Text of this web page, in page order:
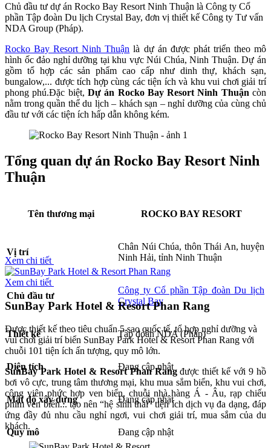
Chủ đầu tư dự án Rocko Bay Resort Ninh Thuận là Công ty Cổ
phần Tập đoàn Du lịch Crystal Bay, đơn vị thiết kế Công ty Tư vấn
NDA Group (Pháp).
Rocko Bay Resort Ninh Thuận là dự án được phát triển theo mô
hình ốc đảo nghỉ dưỡng tại khu vực Núi Chúa, Ninh Thuận. Dự án
gồm tổ hợp các sản phẩm cao cấp như dinh thự, khách sạn,
bungalow,... được tích hợp cùng các tiện ích và khu vui chơi giải trí
phong phú.Đặc biệt, Dự án Rocko Bay Resort Ninh Thuận còn
nằm trong quần thể du lịch – khách sạn – nghỉ dưỡng của cùng chủ
đầu tư với các tiện ích hấp dẫn không kém.
Tổng quan dự án Rocko Bay Resort Ninh
Thuận
Tên thương mại ROCKO BAY RESORT
Vị trí
Chân Núi Chúa, thôn Thái An, huyện
Ninh Hải, tỉnh Ninh Thuận
Chủ đầu tư
Công ty Cổ phần Tập đoàn Du lịch
Crystal Bay
Thiết kế Tập đoàn NDA (Pháp)
Diện tích Đang cập nhật
Mật độ xây dựng Đang cập nhật
Quy mô Đang cập nhật
Xem chi tiết
Xem chi tiết
SunBay Park Hotel & Resort Phan Rang
Được thiết kế theo tiêu chuẩn 5 sao quốc tế, tổ hợp nghỉ dưỡng và
vui chơi giải trí biển SunBay Park Hotel & Resort Phan Rang với
chuỗi 101 tiện ích ấn tượng, quy mô lớn.
SunBay Park Hotel & Resort Phan Rangđược thiết kế với 9 hồ
bơi vô cực, trung tâm thương mại, khu mua sắm biển, khu vui chơi,
công viên phức hợp ven biển, chuỗi nhà hàng Á - Âu, rạp chiếu
phim ven biển... tạo nên “hệ sinh thái” tiện ích dịch vụ đa dạng, đáp
ứng đầy đủ nhu cầu nghỉ ngơi, vui chơi giải trí, mua sắm của du
khách.